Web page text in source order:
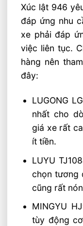
Xúc lật 946
đáp ứng nhu
xe phải đáp
việc liên tục.
hàng nên
đây:
LUGONG
nhất cho
giá xe rất
ít tiền.
LUYU
chọn tương
cũng rất
MINGYU
tùy động